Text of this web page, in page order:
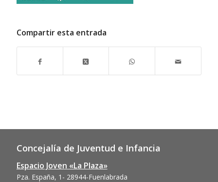
Compartir esta entrada
Concejalía de Juventud e Infancia
Espacio Joven «La Plaza»
Pza. España, 1- 28944-Fuenlabrada